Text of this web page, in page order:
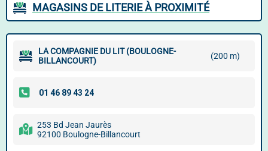
MAGASINS DE LITERIE À PROXIMITÉ
LA COMPAGNIE DU LIT (BOULOGNE-
BILLANCOURT)
(200 m)
253 Bd Jean Jaurès
92100 Boulogne-Billancourt